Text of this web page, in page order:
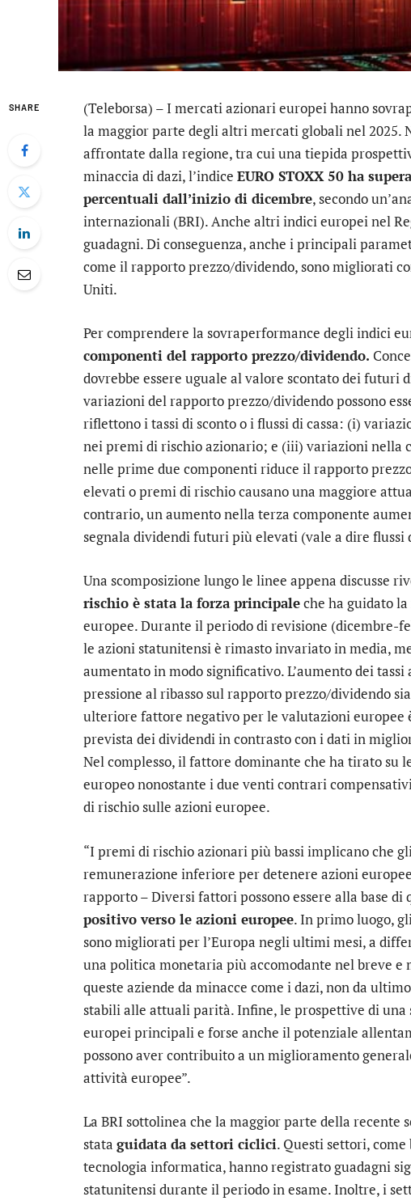
SHARE
(Teleborsa) – I mercati azionari europei hanno
la maggior parte degli altri mercati globali nel 2025.
affrontate dalla regione, tra cui una tiepida
minaccia di dazi, l’indice EURO STOXX 50 ha
percentuali dall’inizio di dicembre, secondo
internazionali (BRI). Anche altri indici europei nel
guadagni. Di conseguenza, anche i principali
come il rapporto prezzo/dividendo, sono migliorati
Uniti.
Per comprendere la sovraperformance degli indici
componenti del rapporto prezzo/dividendo.
dovrebbe essere uguale al valore scontato dei futuri
variazioni del rapporto prezzo/dividendo possono
riflettono i tassi di sconto o i flussi di cassa: (i)
nei premi di rischio azionario; e (iii) variazioni nella
nelle prime due componenti riduce il rapporto
elevati o premi di rischio causano una maggiore
contrario, un aumento nella terza componente
segnala dividendi futuri più elevati (vale a dire flussi
Una scomposizione lungo le linee appena discusse
rischio è stata la forza principaleche ha guidato
europee. Durante il periodo di revisione (dicembre-
le azioni statunitensi è rimasto invariato in media,
aumentato in modo significativo. L’aumento dei
pressione al ribasso sul rapporto prezzo/dividendo
ulteriore fattore negativo per le valutazioni europee
prevista dei dividendi in contrasto con i dati in
Nel complesso, il fattore dominante che ha tirato su
europeo nonostante i due venti contrari
di rischio sulle azioni europee.
“I premi di rischio azionari più bassi implicano che
remunerazione inferiore per detenere azioni
rapporto – Diversi fattori possono essere alla base di
positivo verso le azioni europee. In primo luogo,
sono migliorati per l’Europa negli ultimi mesi, a
una politica monetaria più accomodante nel breve
queste aziende da minacce come i dazi, non da
stabili alle attuali parità. Infine, le prospettive di
europei principali e forse anche il potenziale
possono aver contribuito a un miglioramento
attività europee”.
La BRI sottolinea che la maggior parte della
stata guidata da settori ciclici. Questi settori,
tecnologia informatica, hanno registrato guadagni
statunitensi durante il periodo in esame. Inoltre, i